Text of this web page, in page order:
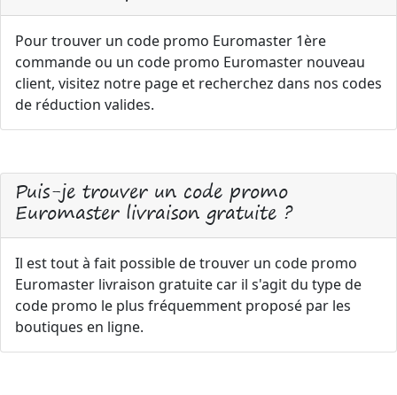
Pour trouver un code promo Euromaster 1ère
commande ou un code promo Euromaster nouveau
client, visitez notre page et recherchez dans nos codes
de réduction valides.
Puis-je trouver un code promo
Euromaster livraison gratuite ?
Il est tout à fait possible de trouver un code promo
Euromaster livraison gratuite car il s'agit du type de
code promo le plus fréquemment proposé par les
boutiques en ligne.